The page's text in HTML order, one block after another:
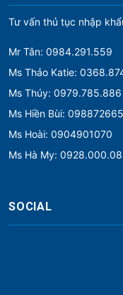
Tư vấn thủ tục nhập
Mr Tân: 0984.291.559
Ms Thảo Katie:
Ms Thúy: 0979.785.886
Ms Hiền Bùi:
Ms Hoài: 0904901070
Ms Hà My:
SOCIAL